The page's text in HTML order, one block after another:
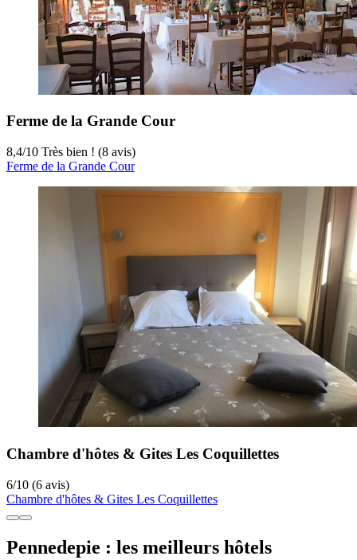
Ferme de la Grande Cour
8,4/10 Très bien ! (8 avis)
Ferme de la Grande Cour
Chambre d'hôtes & Gites Les Coquillettes
6/10 (6 avis)
Chambre d'hôtes & Gites Les Coquillettes
Pennedepie : les meilleurs hôtels